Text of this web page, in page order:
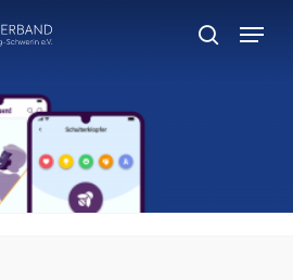
suchen
Menu